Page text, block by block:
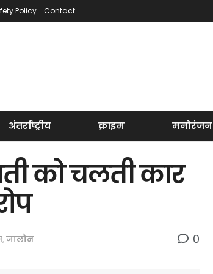
Policy Contact
अंतर्राष्ट्रीय क्राइम मनोरंजन
को चलती कार
, जालौन 0